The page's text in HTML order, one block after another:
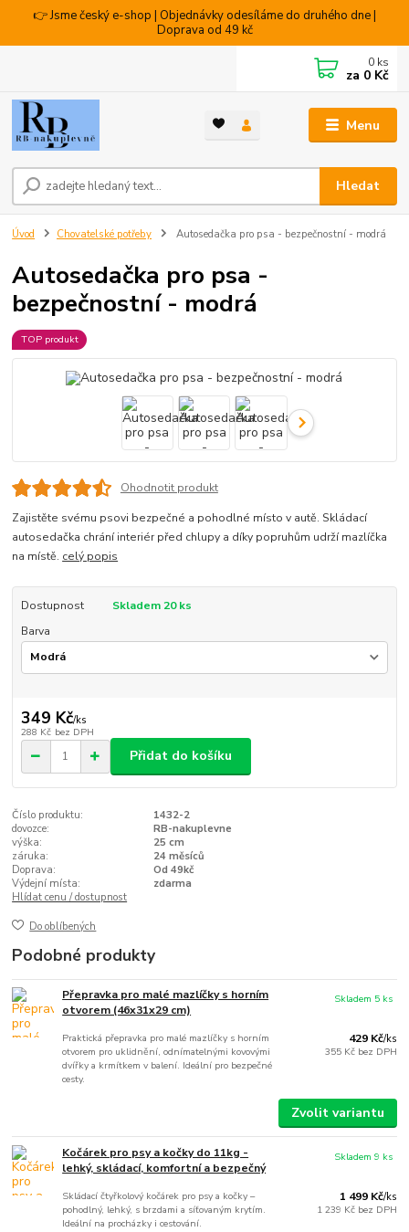
👉 Jsme český e-shop | Objednávky odesíláme do druhého dne |
Doprava od 49 kč
Menu
Hledat
0 ks
za 0 Kč
Úvod Chovatelské potřeby Autosedačka pro psa - bezpečnostní - modrá
Autosedačka pro psa -
bezpečnostní - modrá
TOP produkt
Ohodnotit produkt
Zajistěte svému psovi bezpečné a pohodlné místo v autě. Skládací
autosedačka chrání interiér před chlupy a díky popruhům udrží mazlíčka
na místě. celý popis
Dostupnost
Skladem 20 ks
Barva
349 Kč/ks
288 Kč bez DPH
Přidat do košíku
Číslo produktu:
1432-2
dovozce:
RB-nakuplevne
výška:
25 cm
záruka:
24 měsíců
Doprava:
Od 49kč
Výdejní místa:
zdarma
Hlídat cenu / dostupnost
Do oblíbených
Podobné produkty
Přepravka pro malé mazlíčky s horním
otvorem (46x31x29 cm)
Praktická přepravka pro malé mazlíčky s horním
otvorem pro uklidnění, odnímatelnými kovovými
dvířky a krmítkem v balení. Ideální pro bezpečné
cesty.
429 Kč/ks
355 Kč bez DPH
Skladem 5 ks
Zvolit variantu
Kočárek pro psy a kočky do 11kg -
lehký, skládací, komfortní a bezpečný
Skládací čtyřkolový kočárek pro psy a kočky –
pohodlný, lehký, s brzdami a síťovaným krytím.
Ideální na procházky i cestování.
1 499 Kč/ks
1 239 Kč bez DPH
Skladem 9 ks